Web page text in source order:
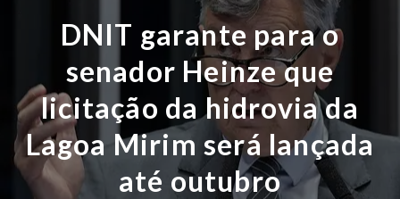
DNIT garante para o
senador Heinze que
licitação da hidrovia da
Lagoa Mirim será lançada
até outubro